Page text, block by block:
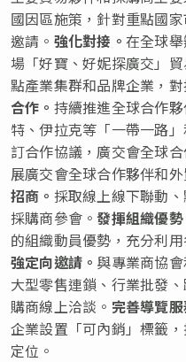
國因區施策，針對重點國
邀請。 強化對接。 在全球
場「好寶、好妮探廣交」
點產業集群和品牌企業，
合作。 持續推進全球合作
特、伊拉克等「一帶一路
訂合作協議，廣交會全球
展廣交會全球合作夥伴和
招商。 採取線上線下聯動
採購商參會。發揮組織優
的組織動員優勢，充分利
強定向邀請。 與專業商協
大型零售連鎖、行業批發
購商線上洽談。 完善導覽服
企業設置「可內銷」標籤
定位。